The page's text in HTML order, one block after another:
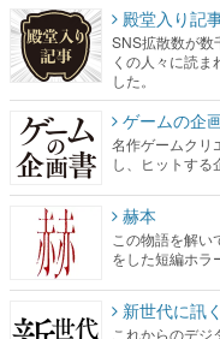
ゲームの企
名作ゲームクリ
し、ヒットする
赫本
この物語を解い
をした短編ホラ
新世代に訊く
これからのデジ
を追い、彼らの
ゲーム世代